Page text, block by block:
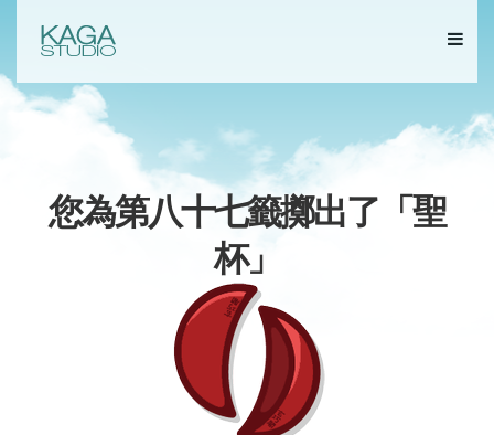
您為第八十七籤擲出了「聖
杯」